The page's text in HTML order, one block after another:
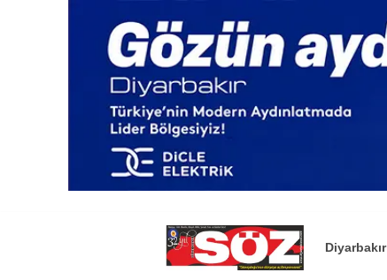
Diyarbakır